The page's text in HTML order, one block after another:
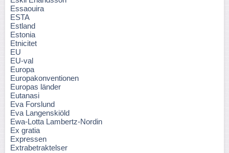
Essaouira
ESTA
Estland
Estonia
Etnicitet
EU
EU-val
Europa
Europakonventionen
Europas länder
Eutanasi
Eva Forslund
Eva Langenskiöld
Ewa-Lotta Lambertz-Nordin
Ex gratia
Expressen
Extrabetraktelser